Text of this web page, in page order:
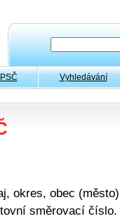
Vyhledávání
okres, obec
směrovací